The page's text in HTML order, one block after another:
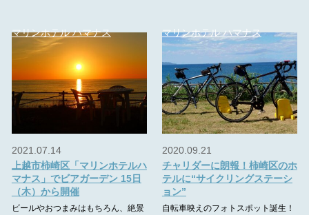
マリンホテル ハマナス
2021.07.14
上越市柿崎区「マリンホテルハ
マナス」でビアガーデン 15日
（木）から開催
ビールやおつまみはもちろん、絶景
マリンホテル ハマナス
2020.09.21
チャリダーに朗報！柿崎区のホ
テルに“サイクリングステーシ
ョン”
自転車映えのフォトスポット誕生！